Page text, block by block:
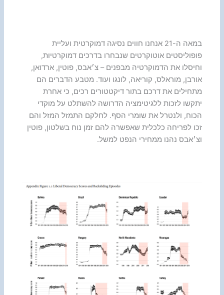
במאה ה-21 אנחנו חווים נסיגה דמוקרטית ועליית
פופוליסטים אוטוקרטים שנבחרו בדרכים דמוקרטיות,
וחיסלו את הדמוקרטיה מבפנים – צ׳אבס, פוטין, ארדואן,
אורבן, מוראלס, קוריאה, לונגו ועוד. מטבע הדברים הם
מתחילים את דרכם בתור דיקטטורים רכים, כי אחרת
יתקשו לזכות ללגיטימציה הדרושה להשתלט על מוקדי
הכוח, ולנטרל את שומרי הסף. לחלקם התמזל המזל והם
זכו לפריחה כלכלית שאפשרה להם זמן נוח בשלטון, פוטין
וצ׳אבס נהנו ממחירי הנפט למשל.